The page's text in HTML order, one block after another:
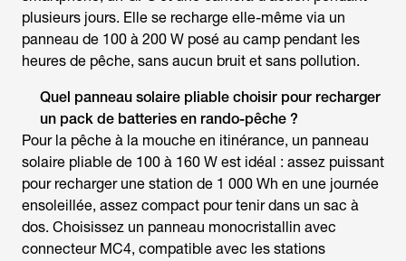
plusieurs jours. Elle se recharge elle-même via un
panneau de 100 à 200 W posé au camp pendant les
heures de pêche, sans aucun bruit et sans pollution.
Quel panneau solaire pliable choisir pour recharger
un pack de batteries en rando-pêche ?
Pour la pêche à la mouche en itinérance, un panneau
solaire pliable de 100 à 160 W est idéal : assez puissant
pour recharger une station de 1 000 Wh en une journée
ensoleillée, assez compact pour tenir dans un sac à
dos. Choisissez un panneau monocristallin avec
connecteur MC4, compatible avec les stations